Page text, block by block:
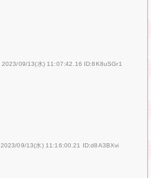
2023/09/13(水) 11:07:42.16 ID:8K8uSGr1
2023/09/13(水) 11:16:00.21 ID:d8A3BXvi